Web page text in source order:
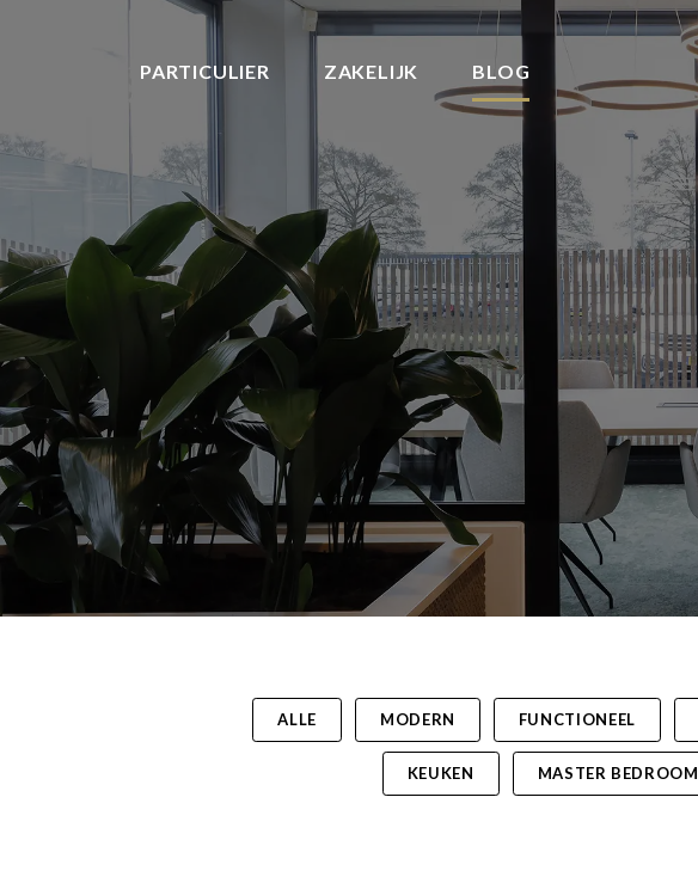
PARTICULIER ZAKELIJK BLOG
ALLE MODERN FUNCTIONEEL
KEUKEN MASTER BEDROOM